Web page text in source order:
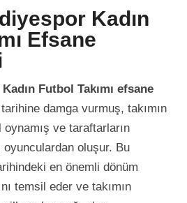
Kadın
Efsane
Futbol Takımı efsane
damga vurmuş, takımın
oynamış ve taraftarların
oluşur. Bu
en önemli dönüm
temsil eder ve takımın